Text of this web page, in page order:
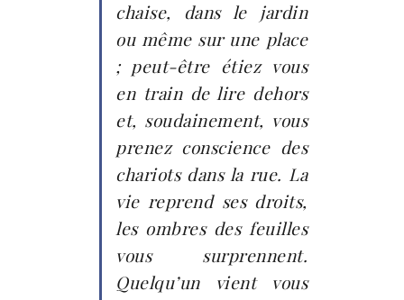
chaise, dans le jardin
ou même sur une place
; peut-être étiez vous
en train de lire dehors
et, soudainement, vous
prenez conscience des
chariots dans la rue. La
vie reprend ses droits,
les ombres des feuilles
vous surprennent.
Quelqu’un vient vous